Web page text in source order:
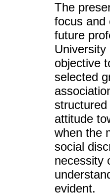
The
focus and
future
objective
selected
attitude
when the
social
necessity
evident.